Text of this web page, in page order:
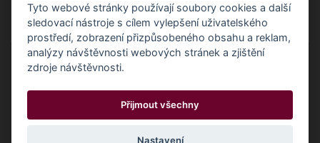
GDPR - Odběratelé
GDPR - Dodavatelé
Možnosti dopravy a platby
Cookies
© 2024 Proneco
Tyto webové stránky používají soubory cookies a další
sledovací nástroje s cílem vylepšení uživatelského
prostředí, zobrazení přizpůsobeného obsahu a reklam,
analýzy návštěvnosti webových stránek a zjištění
zdroje návštěvnosti.
Přijmout všechny
Nastavení